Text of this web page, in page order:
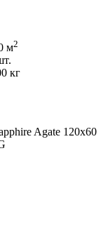
м2
кг
Agate 120х60